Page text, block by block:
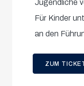
Jugendliche
Für Kinder
an den
ZUM